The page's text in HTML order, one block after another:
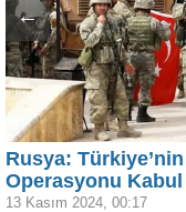
←
Rusya:
Operasyonu
13 Kasım 2024, 00:17